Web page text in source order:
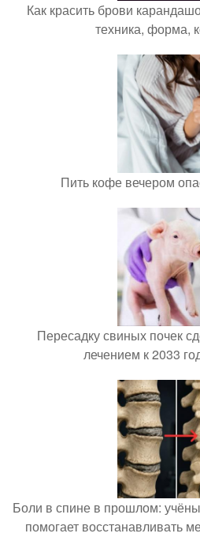
Как красить брови
техника, форма,
Пить кофе вечером
Пересадку свиных почек
лечением к 2033
Боли в спине в прошлом:
помогает восстанавливать